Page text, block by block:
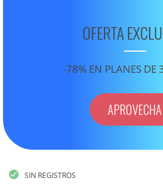
OFERTA
-78% EN PLANES DE
APROVECHA
SIN REGISTROS